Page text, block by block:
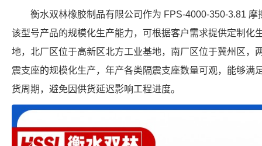
衡水双林橡胶制品有限公司作为 FPS-4000-350-3.81
该型号产品的规模化生产能力，可根据客户需求提供定制化
地，北厂区位于高新区北方工业基地，南厂区位于冀州区，
震支座的规模化生产，年产各类隔震支座数量可观，能够满
货周期，避免因供货延迟影响工程进度。